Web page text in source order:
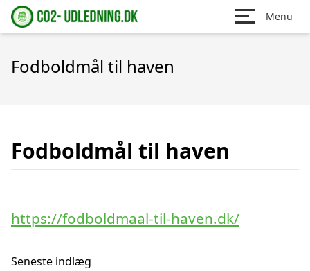
Menu
Fodboldmål til haven
Fodboldmål til haven
https://fodboldmaal-til-haven.dk/
Seneste indlæg